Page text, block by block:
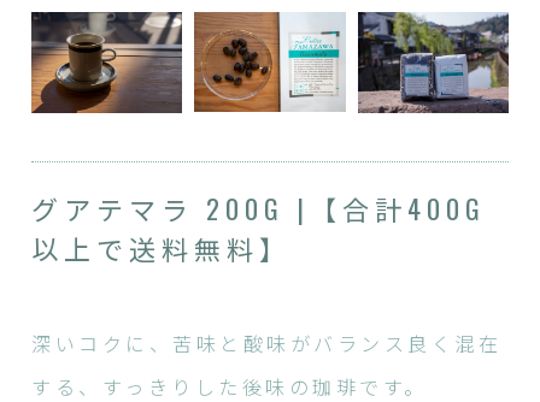
グアテマラ 200G |【合計400G
以上で送料無料】
深いコクに、苦味と酸味がバランス良く混在
する、すっきりした後味の珈琲です。